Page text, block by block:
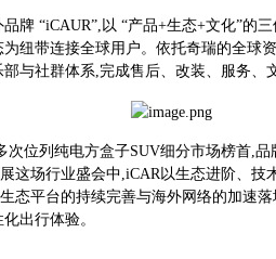
牌 “iCAUR”,以 “产品+生态+文化”的
纽带连接全球用户。依托奇瑞的全球
与社群体系,完成售后、改装、服务、
次位列纯电方盒子SUV细分市场榜首,
这场行业盛会中,iCAR以生态进阶、技
态平台的持续完善与海外网络的加速
出行体验。